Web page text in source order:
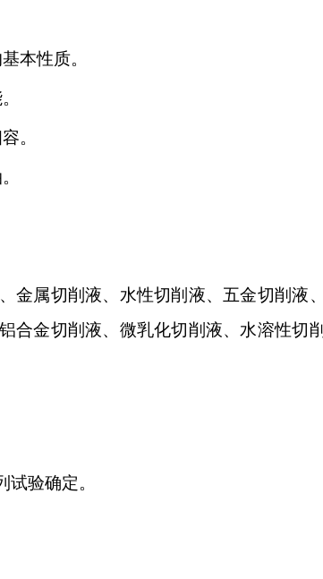
本性质。
。
。
金属切削液、 水性切削液、五金切削液
合金切削液、微乳化切削液、水溶性切
验确定。